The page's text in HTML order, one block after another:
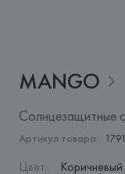
MANGO
Солнцезащитные
Артикул товара:
Цвет: Коричневый